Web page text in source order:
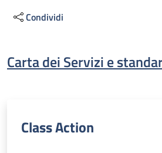
Condividi
Descrizione
Carta dei Servizi e
Class Action